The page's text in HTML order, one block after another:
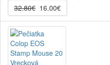
32.80€ 16.00€